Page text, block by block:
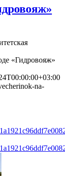
«Гидровояж»
na-